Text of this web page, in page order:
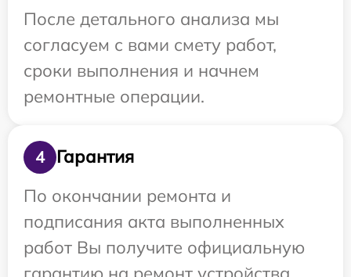
После детального анализа мы
согласуем с вами смету работ,
сроки выполнения и начнем
ремонтные операции.
4
Гарантия
По окончании ремонта и
подписания акта выполненных
работ Вы получите официальную